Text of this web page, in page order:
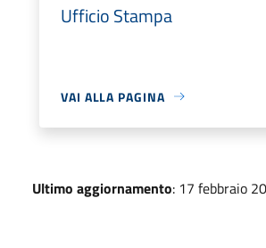
Ufficio Stampa
VAI ALLA PAGINA
Ultimo aggiornamento: 17 febbraio